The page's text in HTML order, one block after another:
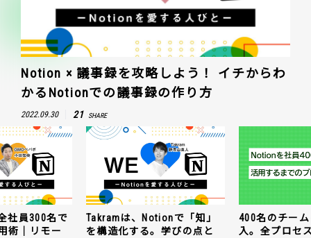
Notion × 議事録を攻略しよう！ イチからわ
かるNotionでの議事録の作り方
2022.09.30 21 SHARE
社員300名で
術｜リモー
Takramは、Notionで「知」
を構造化する。学びの点と
400名のチー
入。全プロセ